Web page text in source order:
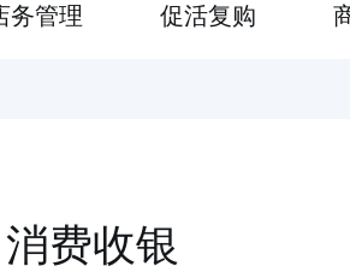
务管理 促活复购
消费收银